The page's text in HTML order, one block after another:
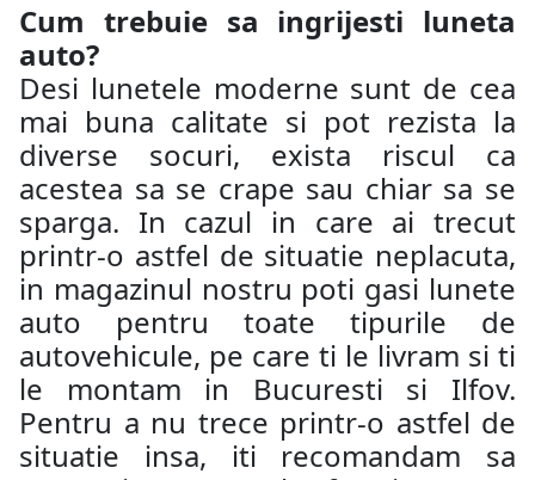
Cum trebuie sa ingrijesti luneta
auto?
Desi lunetele moderne sunt de cea
mai buna calitate si pot rezista la
diverse socuri, exista riscul ca
acestea sa se crape sau chiar sa se
sparga. In cazul in care ai trecut
printr-o astfel de situatie neplacuta,
in magazinul nostru poti gasi lunete
auto pentru toate tipurile de
autovehicule, pe care ti le livram si ti
le montam in Bucuresti si Ilfov.
Pentru a nu trece printr-o astfel de
situatie insa, iti recomandam sa